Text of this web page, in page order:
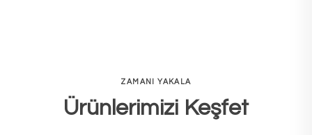
ZAMANI YAKALA
Ürünlerimizi Keşfet